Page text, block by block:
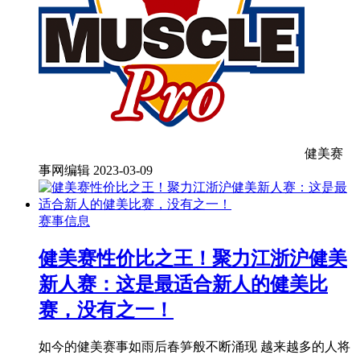
健美赛
事网编辑 2023-03-09
赛事信息
健美赛性价比之王！聚力江浙沪健美
新人赛：这是最适合新人的健美比
赛，没有之一！
如今的健美赛事如雨后春笋般不断涌现 越来越多的人将